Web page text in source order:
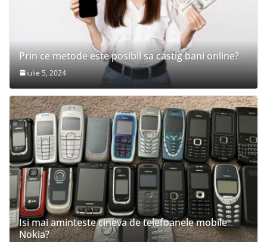
Prin ce metode este posibil sa castig bani online?
iulie 5, 2024
Isi mai aminteste cineva de telefoanele mobile
Nokia?